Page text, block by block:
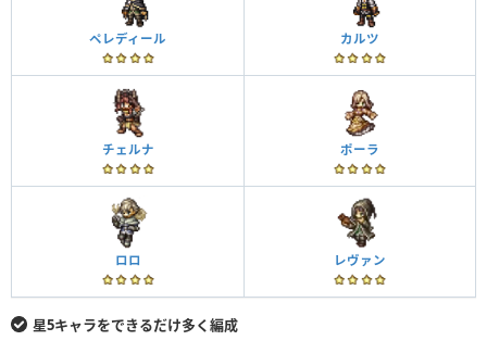
ペレディール カルツ
チェルナ ポーラ
ロロ レヴァン
星5キャラをできるだけ多く編成